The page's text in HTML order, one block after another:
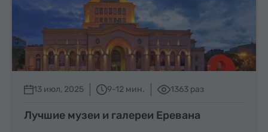
13 июл, 2025 9-12 мин. 1363 раз
Лучшие музеи и галереи Еревана